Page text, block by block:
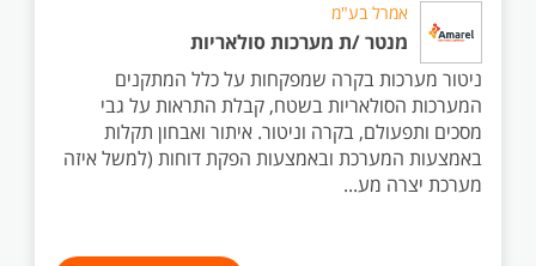
אמרל בע"מ
מנטר /ת מערכות סולאריות
ניטור מערכות בקרה שמפקחות על כלל המתקנים
המערכות הסולאריות בשטח, קבלת התראות על גבי
מסכים ותפעולם, בקרה וניטור. איתור ואבחון תקלות
באמצעות המערכת ובאמצעות הפקת דוחות (למשל איזה
מערכת יצרה מע...